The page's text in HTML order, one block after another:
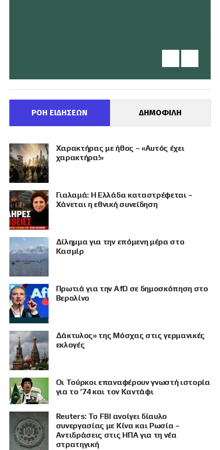
ΠΡΟΒΟΛΗ
ΡΟΗ ΕΙΔΗΣΕΩΝ ΔΗΜΟΦΙΛΗ
Χαρακτήρας με ήθος – «Αυτός έχει
χαρακτήρα!»
Γιαλαμά: Η Ελλάδα καταστρέφεται –
Χάνεται η εθνική συνείδηση
Δίλημμα για την επόμενη μέρα στο
Κασμίρ
Πρωτιά για την AfD σε δημοσκόπηση στο
Βερολίνο
Δάκτυλος» της Μόσχας στις γερμανικές
εκλογές
Οι Τούρκοι επαναφέρουν γνωστή ιστορία
για το ’74 και τον Καντάφι
Reuters: Το FBI ανοίγει δίαυλο
συνεργασίας με Κίνα και Ρωσία –
Αντιδράσεις στις ΗΠΑ για τη νέα
στρατηγική